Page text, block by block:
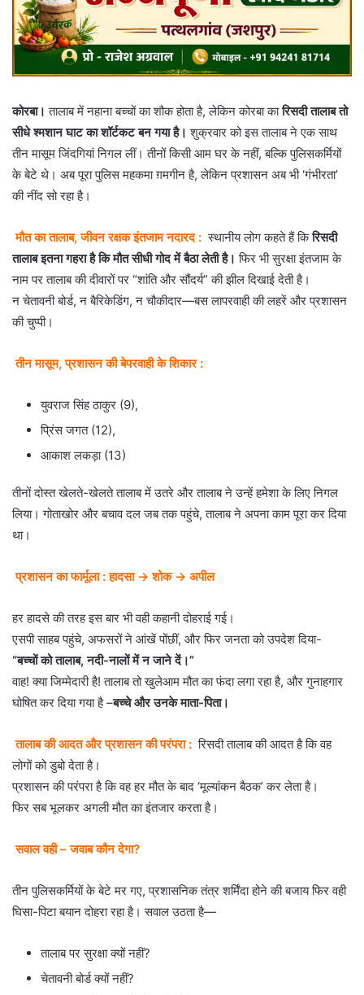
कोरबा। तालाब में नहाना बच्चों का शौक होता है, लेकिन कोरबा कारिसदी तालाब तो
सीधे श्मशान घाट का शॉर्टकट बन गया है। शुक्रवार को इस तालाब ने एक साथ
तीन मासूम जिंदगियां निगल लीं। तीनों किसी आम घर के नहीं, बल्कि पुलिसकर्मियों
के बेटे थे। अब पूरा पुलिस महकमा ग़मगीन है, लेकिन प्रशासन अब भी ‘गंभीरता’
की नींद सो रहा है।
मौत का तालाब, जीवन रक्षक इंतजाम नदारद : स्थानीय लोग कहते हैं किरिसदी
तालाब इतना गहरा है कि मौत सीधी गोद में बैठा लेती है। फिर भी सुरक्षा इंतजाम के
नाम पर तालाब की दीवारों पर “शांति और सौंदर्य” की झील दिखाई देती है।
न चेतावनी बोर्ड, न बैरिकेडिंग, न चौकीदार—बस लापरवाही की लहरें और प्रशासन
की चुप्पी।
तीन मासूम, प्रशासन की बेपरवाही के शिकार :
युवराज सिंह ठाकुर (9),
प्रिंस जगत (12),
आकाश लकड़ा (13)
तीनों दोस्त खेलते-खेलते तालाब में उतरे और तालाब ने उन्हें हमेशा के लिए निगल
लिया। गोताखोर और बचाव दल जब तक पहुंचे, तालाब ने अपना काम पूरा कर दिया
था।
प्रशासन का फार्मूला : हादसा → शोक → अपील
हर हादसे की तरह इस बार भी वही कहानी दोहराई गई।
एसपी साहब पहुंचे, अफसरों ने आंखें पोंछीं, और फिर जनता को उपदेश दिया-
“बच्चों को तालाब, नदी-नालों में न जाने दें।”
वाह! क्या जिम्मेदारी है! तालाब तो खुलेआम मौत का फंदा लगा रहा है, और गुनाहगार
घोषित कर दिया गया है –बच्चे और उनके माता-पिता।
तालाब की आदत और प्रशासन की परंपरा : रिसदी तालाब की आदत है कि वह
लोगों को डुबो देता है।
प्रशासन की परंपरा है कि वह हर मौत के बाद ‘मूल्यांकन बैठक’ कर लेता है।
फिर सब भूलकर अगली मौत का इंतजार करता है।
सवाल वही – जवाब कौन देगा?
तीन पुलिसकर्मियों के बेटे मर गए, प्रशासनिक तंत्र शर्मिंदा होने की बजाय फिर वही
घिसा-पिटा बयान दोहरा रहा है। सवाल उठता है—
तालाब पर सुरक्षा क्यों नहीं?
चेतावनी बोर्ड क्यों नहीं?